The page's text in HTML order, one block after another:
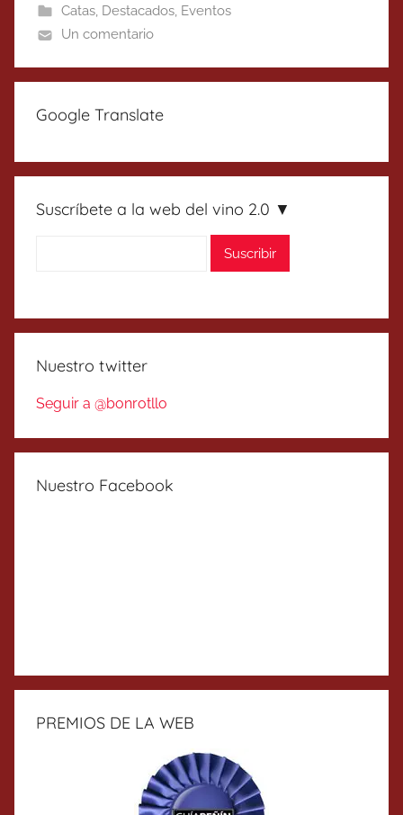
Catas, Destacados, Eventos
Un comentario
Google Translate
Suscríbete a la web del vino 2.0 ▼
Nuestro twitter
Seguir a @bonrotllo
Nuestro Facebook
PREMIOS DE LA WEB